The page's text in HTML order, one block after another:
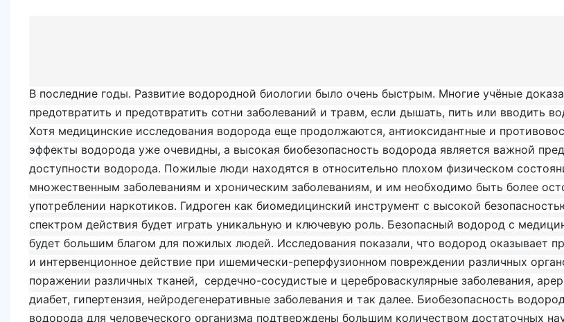
В последние годы. Развитие водородной биологии было очень быстрым. Многие учёные
предотвратить и предотвратить сотни заболеваний и травм, если дышать, пить или вводить
Хотя медицинские исследования водорода еще продолжаются, антиоксидантные и
эффекты водорода уже очевидны, а высокая биобезопасность водорода является важной
доступности водорода. Пожилые люди находятся в относительно плохом физическом
множественным заболеваниям и хроническим заболеваниям, и им необходимо быть более
употреблении наркотиков. Гидроген как биомедицинский инструмент с высокой
спектром действия будет играть уникальную и ключевую роль. Безопасный водород с
будет большим благом для пожилых людей. Исследования показали, что водород оказывает
и интервенционное действие при ишемически-реперфузионном повреждении различных
поражении различных тканей, сердечно-сосудистые и цереброваскулярные заболевания,
диабет, гипертензия, нейродегенеративные заболевания и так далее. Биобезопасность
водорода для человеческого организма подтверждены большим количеством достаточных